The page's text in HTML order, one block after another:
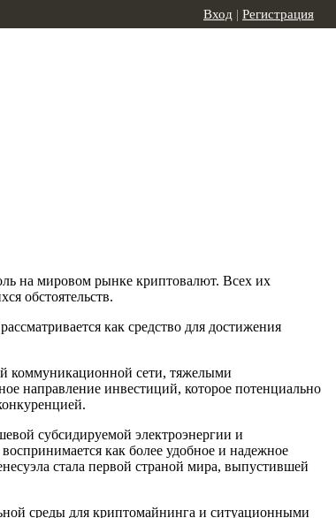
Вход | Регистрация
на мировом рынке криптовалют. Всех их
обстоятельств.
как средство для достижения
коммуникационной сети, тяжелыми
направление инвестиций, которое потенциально
субсидируемой электроэнергии и
как более удобное и надежное
стала первой страной мира, выпустившей
среды для криптомайнинга и ситуационными